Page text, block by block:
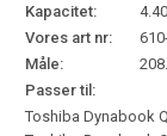
Kapacitet:
Vores art nr:
Måle:
Passer til:
Toshiba Dynabook